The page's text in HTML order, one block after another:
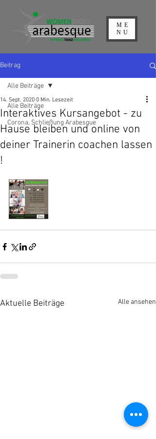
ME
NU
Beitrag
Alle Beiträge
Corona, Schließung Arabesque
Alle Beiträge
Interaktives Kursangebot - zu
Hause bleiben und online von
deiner Trainerin coachen lassen
!
14. Sept. 2020 0 Min. Lesezeit
Aktuelle Beiträge Alle ansehen